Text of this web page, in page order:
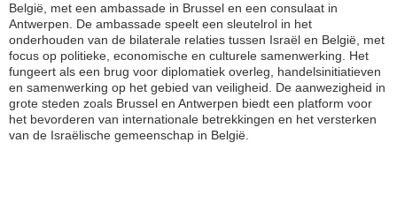
België, met een ambassade in Brussel en een consulaat in
Antwerpen. De ambassade speelt een sleutelrol in het
onderhouden van de bilaterale relaties tussen Israël en België, met
focus op politieke, economische en culturele samenwerking. Het
fungeert als een brug voor diplomatiek overleg, handelsinitiatieven
en samenwerking op het gebied van veiligheid. De aanwezigheid in
grote steden zoals Brussel en Antwerpen biedt een platform voor
het bevorderen van internationale betrekkingen en het versterken
van de Israëlische gemeenschap in België.